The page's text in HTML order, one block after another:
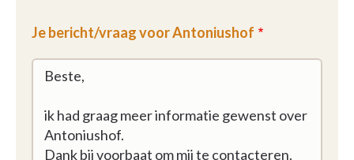
Je bericht/vraag voor Antoniushof